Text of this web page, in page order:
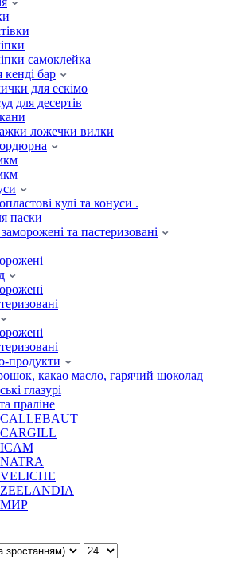
самоклейка
бар
для ескімо
для десертів
ложечки вилки
кулі та конуси .
паски
та пастеризовані
продукти
какао масло, гарячий шоколад
глазурі
праліне
МИР